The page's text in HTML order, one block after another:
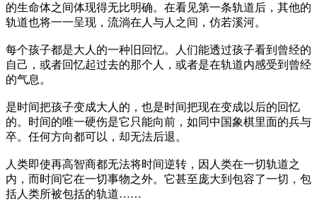
的生命体之间体现得无比明确。在看见第一条轨道后，其他的
轨道也将一一呈现，流淌在人与人之间，仿若溪河。
每个孩子都是大人的一种旧回忆。人们能透过孩子看到曾经的
自己，或者回忆起过去的那个人，或者是在轨道内感受到曾经
的气息。
是时间把孩子变成大人的，也是时间把现在变成以后的回忆
的。时间的唯一硬伤是它只能向前，如同中国象棋里面的兵与
卒。任何方向都可以，却无法后退。
人类即使再高智商都无法将时间逆转，因人类在一切轨道之
内，而时间它在一切事物之外。它甚至庞大到包容了一切，包
括人类所被包括的轨道……